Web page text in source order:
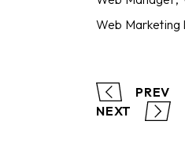
Web Marketing
PREV
NEXT